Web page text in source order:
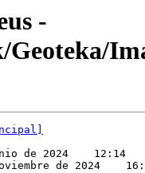
-
de 2024    12:14
de 2024